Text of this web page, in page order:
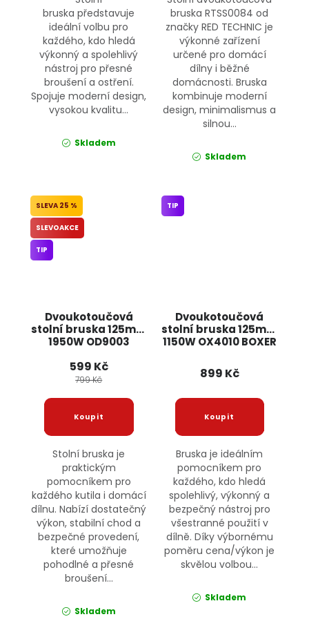
bruska představuje
ideální volbu pro
každého, kdo hledá
výkonný a spolehlivý
nástroj pro přesné
broušení a ostření.
Spojuje moderní design,
vysokou kvalitu...
Skladem
bruska RTSS0084 od
značky RED TECHNIC je
výkonné zařízení
určené pro domácí
dílny i běžné
domácnosti. Bruska
kombinuje moderní
design, minimalismus a
silnou...
Skladem
Dvoukotoučová
stolní bruska 125mm
1950W OD9003
25 %
SLEVOAKCE
TIP
599 Kč
799 Kč
Stolní bruska je
praktickým
pomocníkem pro
každého kutila i domácí
dílnu. Nabízí dostatečný
výkon, stabilní chod a
bezpečné provedení,
které umožňuje
pohodlné a přesné
broušení...
Skladem
Dvoukotoučová
stolní bruska 125mm
1150W OX4010 BOXER
TIP
899 Kč
Bruska je ideálním
pomocníkem pro
každého, kdo hledá
spolehlivý, výkonný a
bezpečný nástroj pro
všestranné použití v
dílně. Díky výbornému
poměru cena/výkon je
skvělou volbou...
Skladem